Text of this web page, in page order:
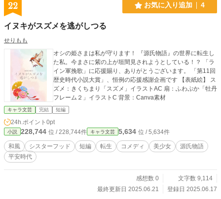
22 お気に入り追加 4
イヌキがスズメを逃がしつる
せりもも
オシの姫さまは私が守ります！ 『源氏物語』の世界に転生し
た私。今まさに紫の上が垣間見されようとしている！？ 「ラ
イン軍挽歌」に応援賜り、ありがとうございます。 「第11回
歴史時代小説大賞」、恒例の応援感謝企画です 【表紙絵】 ス
ズメ：きくちまり「スズメ」イラストAC 扇：ふわぷか「牡丹
フレーム２」イラストC 背景：Canva素材
キャラ文芸 完結 短編
24h.ポイント 0pt
小説 228,744 位 / 228,744件 キャラ文芸 5,634 位 / 5,634件
和風 シスターフッド 短編 転生 コメディ 美少女
源氏物語
平安時代
感想数 0
文字数 9,114
最終更新日 2025.06.21
登録日 2025.06.17